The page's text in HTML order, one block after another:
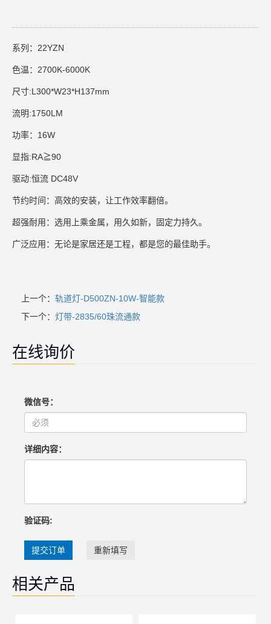
系列：22YZN
色温：2700K-6000K
尺寸:L300*W23*H137mm
流明:1750LM
功率：16W
显指:RA≧90
驱动:恒流 DC48V
节约时间：高效的安装，让工作效率翻倍。
超强耐用：选用上乘金属，用久如新，固定力持久。
广泛应用：无论是家居还是工程，都是您的最佳助手。
上一个： 轨道灯-D500ZN-10W-智能款
下一个： 灯带-2835/60珠流通款
在线询价
微信号：
详细内容：
验证码:
提交订单 重新填写
相关产品